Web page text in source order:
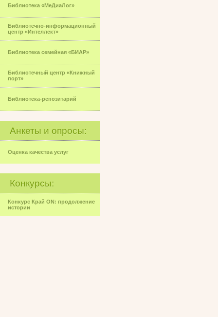
Библиотека «МеДиаЛог»
Библиотечно-информационный
центр «Интеллект»
Библиотека семейная «БИАР»
Библиотечный центр «Книжный
порт»
Библиотека-репозитарий
Анкеты и опросы:
Оценка качества услуг
Конкурсы:
Конкурс Край ON: продолжение
истории